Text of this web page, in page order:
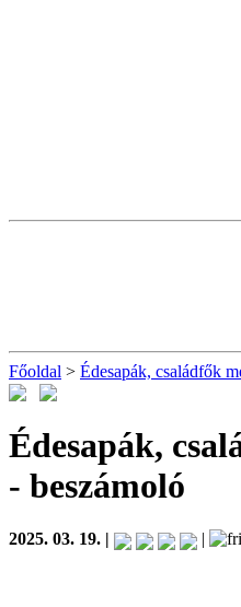
Főoldal > Édesapák, családfők
Édesapák,
- beszámoló
2025. 03. 19. | |